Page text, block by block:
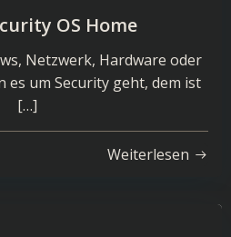
OS Home
Netzwerk, Hardware oder
es um Security geht, dem ist
[…]
Weiterlesen